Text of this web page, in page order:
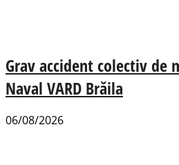
Grav accident colectiv de
Naval VARD Brăila
06/08/2026